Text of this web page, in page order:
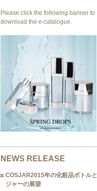
Please click the following banner to
download the e-catalogue.
NEWS RELEASE
COSJAR2015年の化粧品ボトルと
ジャーの展望